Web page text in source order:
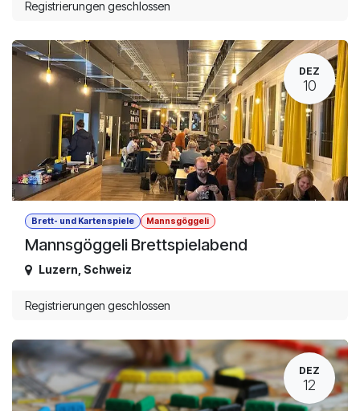
Registrierungen geschlossen
DEZ
10
Brett- und Kartenspiele Mannsgöggeli
Mannsgöggeli Brettspielabend
Luzern Schweiz
Registrierungen geschlossen
DEZ
12